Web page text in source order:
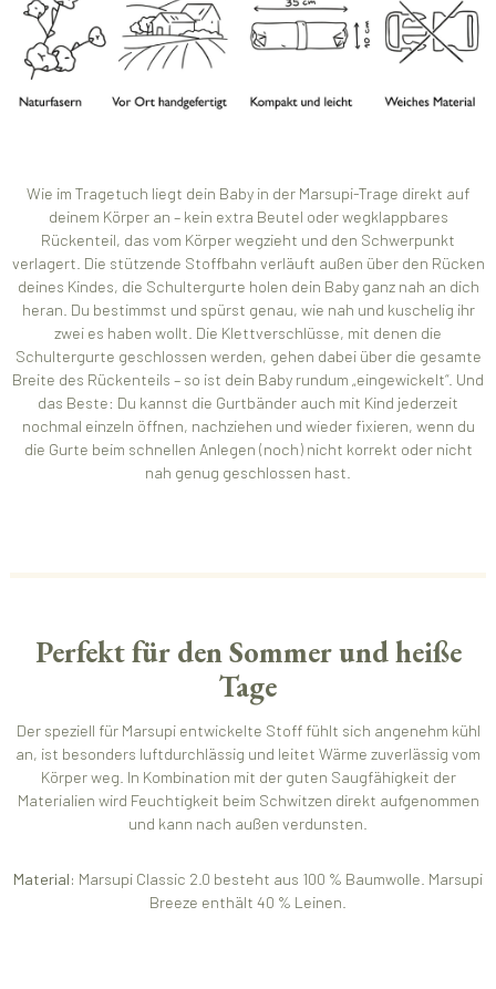
Wie im Tragetuch liegt dein Baby in der Marsupi-Trage direkt auf
deinem Körper an – kein extra Beutel oder wegklappbares
Rückenteil, das vom Körper wegzieht und den Schwerpunkt
verlagert. Die stützende Stoffbahn verläuft außen über den Rücken
deines Kindes, die Schultergurte holen dein Baby ganz nah an dich
heran. Du bestimmst und spürst genau, wie nah und kuschelig ihr
zwei es haben wollt. Die Klettverschlüsse, mit denen die
Schultergurte geschlossen werden, gehen dabei über die gesamte
Breite des Rückenteils – so ist dein Baby rundum „eingewickelt“. Und
das Beste: Du kannst die Gurtbänder auch mit Kind jederzeit
nochmal einzeln öffnen, nachziehen und wieder fixieren, wenn du
die Gurte beim schnellen Anlegen (noch) nicht korrekt oder nicht
nah genug geschlossen hast.
Perfekt für den Sommer und heiße
Tage
Der speziell für Marsupi entwickelte Stoff fühlt sich angenehm kühl
an, ist besonders luftdurchlässig und leitet Wärme zuverlässig vom
Körper weg. In Kombination mit der guten Saugfähigkeit der
Materialien wird Feuchtigkeit beim Schwitzen direkt aufgenommen
und kann nach außen verdunsten.
Material: Marsupi Classic 2.0 besteht aus 100 % Baumwolle. Marsupi
Breeze enthält 40 % Leinen.